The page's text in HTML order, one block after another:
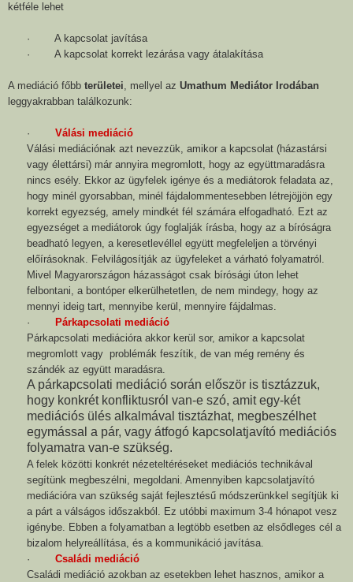
kétféle lehet
·
A kapcsolat javítása
·
A kapcsolat korrekt lezárása vagy átalakítása
A mediáció főbb területei, mellyel az Umathum Mediátor Irodában
leggyakrabban találkozunk:
·
Válási mediáció
Válási mediációnak azt nevezzük, amikor a kapcsolat (házastársi
vagy élettársi) már annyira megromlott, hogy az együttmaradásra
nincs esély. Ekkor az ügyfelek igénye és a mediátorok feladata az,
hogy minél gyorsabban, minél fájdalommentesebben létrejöjjön egy
korrekt egyezség, amely mindkét fél számára elfogadható. Ezt az
egyezséget a mediátorok úgy foglalják írásba, hogy az a bíróságra
beadható legyen, a keresetlevéllel együtt megfeleljen a törvényi
előírásoknak. Felvilágosítják az ügyfeleket a várható folyamatról.
Mivel Magyarországon házasságot csak bírósági úton lehet
felbontani, a bontóper elkerülhetetlen, de nem mindegy, hogy az
mennyi ideig tart, mennyibe kerül, mennyire fájdalmas.
·
Párkapcsolati mediáció
Párkapcsolati mediációra akkor kerül sor, amikor a kapcsolat
megromlott vagy problémák feszítik, de van még remény és
szándék az együtt maradásra.
A párkapcsolati mediáció során először is tisztázzuk,
hogy konkrét konfliktusról van-e szó, amit egy-két
mediációs ülés alkalmával tisztázhat, megbeszélhet
egymással a pár, vagy átfogó kapcsolatjavító mediációs
folyamatra van-e szükség.
A felek közötti konkrét nézeteltéréseket mediációs technikával
segítünk megbeszélni, megoldani. Amennyiben kapcsolatjavító
mediációra van szükség saját fejlesztésű módszerünkkel segítjük ki
a párt a válságos időszakból. Ez utóbbi maximum 3-4 hónapot vesz
igénybe. Ebben a folyamatban a legtöbb esetben az elsődleges cél a
bizalom helyreállítása, és a kommunikáció javítása.
·
Családi mediáció
Családi mediáció azokban az esetekben lehet hasznos, amikor a